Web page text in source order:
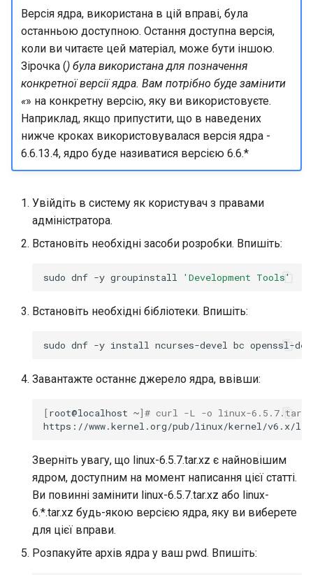
Версія ядра, використана в цій вправі, була
останньою доступною. Остання доступна версія,
коли ви читаєте цей матеріал, може бути іншою.
Зірочка () була використана для позначення
конкретної версії ядра. Вам потрібно буде замінити
«» на конкретну версію, яку ви використовуєте.
Наприклад, якщо припустити, що в наведених
нижче кроках використовувалася версія ядра -
6.6.13.4, ядро буде називатися версією 6.6.*
Увійдіть в систему як користувач з правами
адміністратора.
Встановіть необхідні засоби розробки. Впишіть:
sudo dnf -y groupinstall 'Development Tools'
Встановіть необхідні бібліотеки. Впишіть:
sudo dnf -y install ncurses-devel bc openssl-
Завантажте останнє джерело ядра, ввівши:
[root@localhost ~]# curl -L -o linux-
https://www.kernel.org/pub/linux/kernel/v6.x/
Зверніть увагу, що linux-6.5.7.tar.xz є найновішим
ядром, доступним на момент написання цієї статті.
Ви повинні замінити linux-6.5.7.tar.xz або linux-
6.*.tar.xz будь-якою версією ядра, яку ви виберете
для цієї вправи.
Розпакуйте архів ядра у ваш pwd. Впишіть: